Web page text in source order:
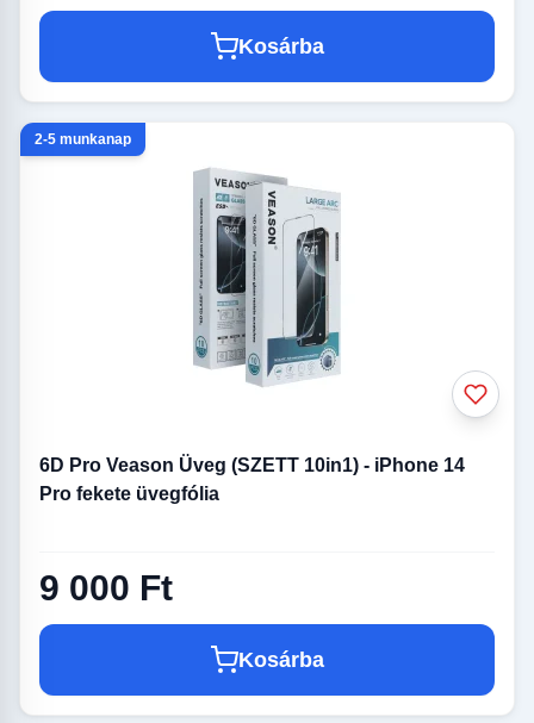
Kosárba
2-5 munkanap
6D Pro Veason Üveg (SZETT 10in1) - iPhone 14
Pro fekete üvegfólia
9 000 Ft
Kosárba